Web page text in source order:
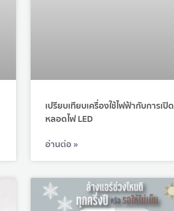
เปรียบเทียบเครื่องใช้ไฟฟ้ากับการเปิด
หลอดไฟ LED
อ่านต่อ »